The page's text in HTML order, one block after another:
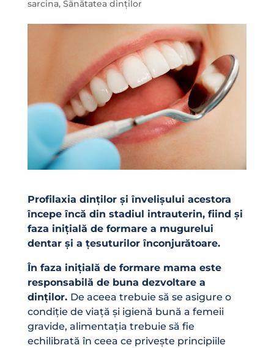
sarcina, Sănătatea dinților
Profilaxia dinților și învelișului acestora
începe încă din stadiul intrauterin, fiind și
faza inițială de formare a mugurelui
dentar și a țesuturilor înconjurătoare.
În faza inițială de formare mama este
responsabilă de buna dezvoltare a
dinților. De aceea trebuie să se asigure o
condiție de viață și igienă bună a femeii
gravide, alimentația trebuie să fie
echilibrată în ceea ce privește principiile